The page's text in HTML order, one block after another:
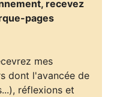
recevez
pages
mes
dont l'avancée de
réflexions et